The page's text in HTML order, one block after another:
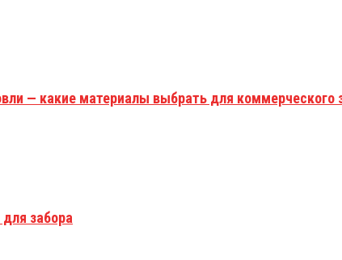
— какие материалы выбрать для коммерческого
забора